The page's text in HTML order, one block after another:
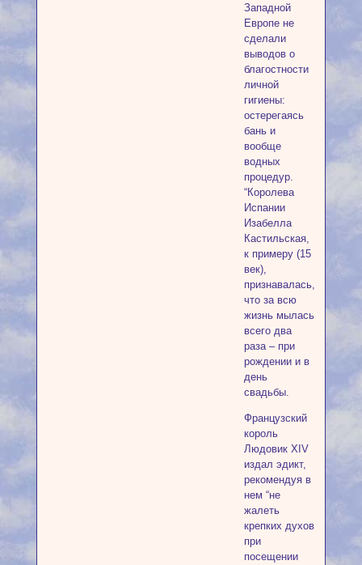
Западной
Европе не
сделали
выводов о
благостности
личной
гигиены:
остерегаясь
бань и
вообще
водных
процедур.
“Королева
Испании
Изабелла
Кастильская,
к примеру (15
век),
признавалась,
что за всю
жизнь мылась
всего два
раза – при
рождении и в
день
свадьбы.
Французский
король
Людовик XIV
издал эдикт,
рекомендуя в
нем “не
жалеть
крепких духов
при
посещении